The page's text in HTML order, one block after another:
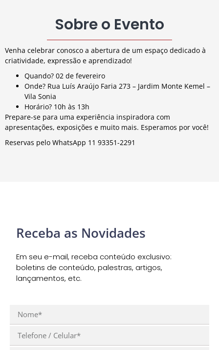
Sobre o Evento
Venha celebrar conosco a abertura de um espaço dedicado à
criatividade, expressão e aprendizado!
Quando? 02 de fevereiro
Onde? Rua Luís Araújo Faria 273 – Jardim Monte Kemel –
Vila Sonia
Horário? 10h às 13h
Prepare-se para uma experiência inspiradora com
apresentações, exposições e muito mais. Esperamos por você!
Reservas pelo WhatsApp 11 93351-2291
Receba as Novidades
Em seu e-mail, receba conteúdo exclusivo:
boletins de conteúdo, palestras, artigos,
lançamentos, etc.